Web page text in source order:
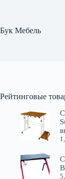
Бук Мебель
Рейтинговые